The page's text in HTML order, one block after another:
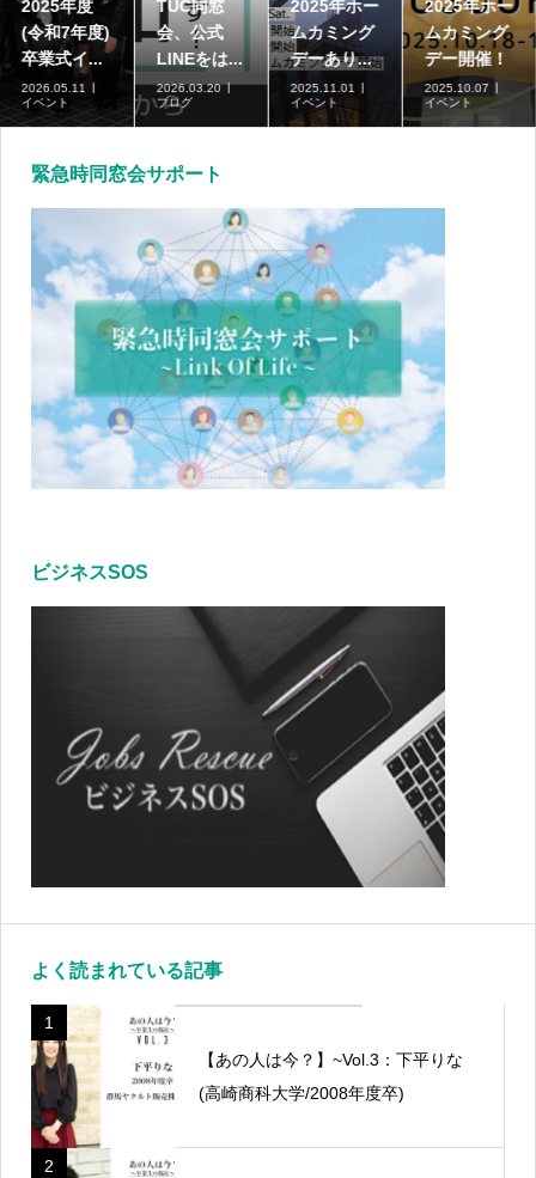
2025年度
(令和7年度)
卒業式イ...
2026.05.11
イベント
TUC同窓
会、公式
LINEをは...
2026.03.20
ブログ
2025年ホー
ムカミング
デーあり...
2025.11.01
イベント
2025年ホー
ムカミング
デー開催！
2025.10.07
イベント
緊急時同窓会サポート
ビジネスSOS
よく読まれている記事
1
【あの人は今？】~Vol.3：下平りな
(高崎商科大学/2008年度卒)
2